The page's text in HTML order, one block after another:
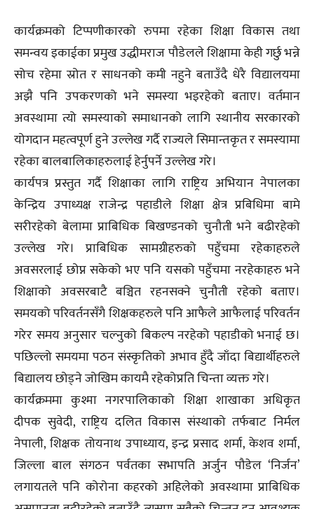
कार्यक्रमको टिप्पणीकारको रुपमा रहेका शिक्षा विकास तथा
समन्वय इकाईका प्रमुख उद्धीमराज पौडेलले शिक्षामा केही गर्छु भन्ने
सोच रहेमा स्रोत र साधनको कमी नहुने बताउँदै धेरै विद्यालयमा
अझै पनि उपकरणको भने समस्या भइरहेको बताए। वर्तमान
अवस्थामा त्यो समस्याको समाधानको लागि स्थानीय सरकारको
योगदान महत्वपूर्ण हुने उल्लेख गर्दै राज्यले सिमान्तकृत र समस्यामा
रहेका बालबालिकाहरुलाई हेर्नुपर्ने उल्लेख गरे।
कार्यपत्र प्रस्तुत गर्दै शिक्षाका लागि राष्ट्रिय अभियान नेपालका
केन्द्रिय उपाध्यक्ष राजेन्द्र पहाडीले शिक्षा क्षेत्र प्रबिधिमा बामे
सरीरहेको बेलामा प्राबिधिक बिखण्डनको चुनौती भने बढीरहेको
उल्लेख गरे। प्राबिधिक सामग्रीहरुको पहुँचमा रहेकाहरुले
अवसरलाई छोप्न सकेको भए पनि यसको पहुँचमा नरहेकाहरु भने
शिक्षाको अवसरबाटै बञ्चित रहनसक्ने चुनौती रहेको बताए।
समयको परिवर्तनसँगै शिक्षकहरुले पनि आफैले आफैलाई परिवर्तन
गरेर समय अनुसार चल्नुको बिकल्प नरहेको पहाडीको भनाई छ।
पछिल्लो समयमा पठन संस्कृतिको अभाव हुँदै जाँदा बिद्यार्थीहरुले
बिद्यालय छोड्ने जोखिम कायमै रहेकोप्रति चिन्ता व्यक्त गरे।
कार्यक्रममा कुश्मा नगरपालिकाको शिक्षा शाखाका अधिकृत
दीपक सुवेदी, राष्ट्रिय दलित विकास संस्थाको तर्फबाट निर्मल
नेपाली, शिक्षक तोयनाथ उपाध्याय, इन्द्र प्रसाद शर्मा, केशव शर्मा,
जिल्ला बाल संगठन पर्वतका सभापति अर्जुन पौडेल ‘निर्जन’
लगायतले पनि कोरोना कहरको अहिलेको अवस्थामा प्राबिधिक